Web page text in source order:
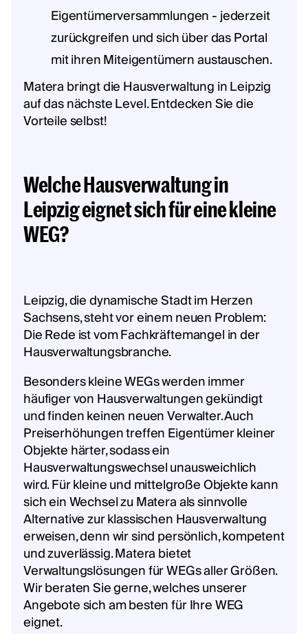
Eigentümerversammlungen - jederzeit
zurückgreifen und sich über das Portal
mit ihren Miteigentümern austauschen.
Matera bringt die Hausverwaltung in Leipzig
auf das nächste Level. Entdecken Sie die
Vorteile selbst!
Welche Hausverwaltung in
Leipzig eignet sich für eine kleine
WEG?
Leipzig, die dynamische Stadt im Herzen
Sachsens, steht vor einem neuen Problem:
Die Rede ist vom Fachkräftemangel in der
Hausverwaltungsbranche.
Besonders kleine WEGs werden immer
häufiger von Hausverwaltungen gekündigt
und finden keinen neuen Verwalter. Auch
Preiserhöhungen treffen Eigentümer kleiner
Objekte härter, sodass ein
Hausverwaltungswechsel unausweichlich
wird. Für kleine und mittelgroße Objekte kann
sich ein Wechsel zu Matera als sinnvolle
Alternative zur klassischen Hausverwaltung
erweisen, denn wir sind persönlich, kompetent
und zuverlässig. Matera bietet
Verwaltungslösungen für WEGs aller Größen.
Wir beraten Sie gerne, welches unserer
Angebote sich am besten für Ihre WEG
eignet.